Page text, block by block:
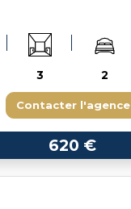
3 2
Contacter l'agence
620 €